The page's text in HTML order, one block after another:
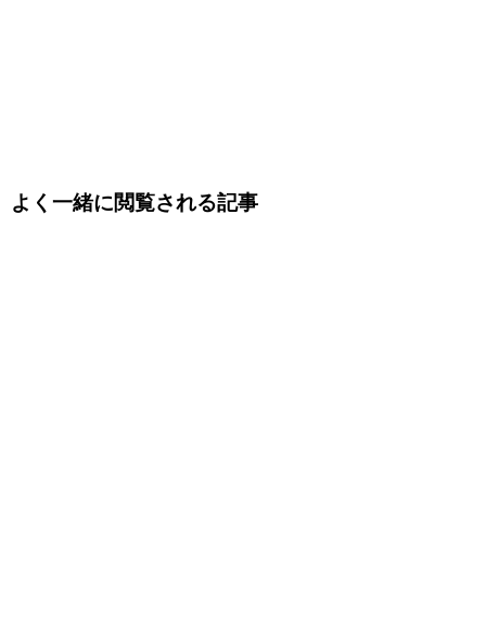
よく一緒に閲覧される記事